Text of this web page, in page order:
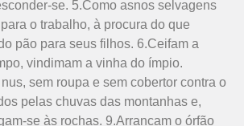
se. 5.Como asnos selvagens
o trabalho, à procura do que
pão para seus filhos. 6.Ceifam a
vindimam a vinha do ímpio.
sem roupa e sem cobertor contra o
pelas chuvas das montanhas e,
se às rochas. 9.Arrancam o órfão